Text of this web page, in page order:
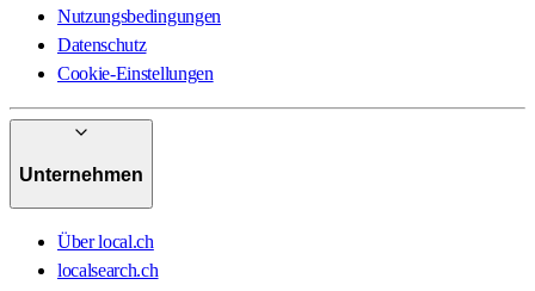
Nutzungsbedingungen
Datenschutz
Cookie-Einstellungen
Unternehmen
Über local.ch
localsearch.ch